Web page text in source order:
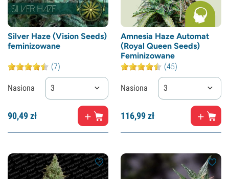
Silver Haze (Vision Seeds)
feminizowane
(7)
Nasiona 3
90,49zł
Amnesia Haze Automat
(Royal Queen Seeds)
Feminizowane
(45)
Nasiona 3
116,99zł